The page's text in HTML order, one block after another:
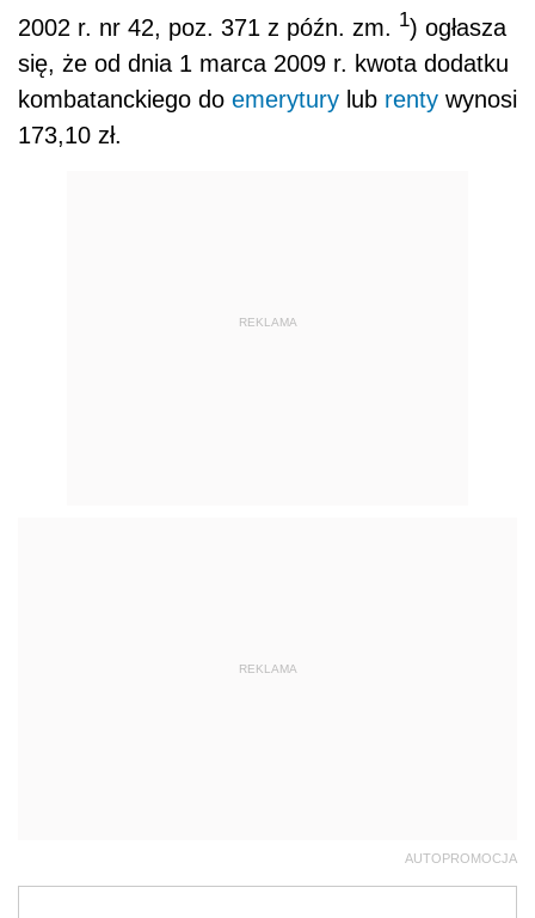
2002 r. nr 42, poz. 371 z późn. zm. 1) ogłasza
się, że od dnia 1 marca 2009 r. kwota dodatku
kombatanckiego do emerytury lub renty wynosi
173,10 zł.
REKLAMA
REKLAMA
AUTOPROMOCJA